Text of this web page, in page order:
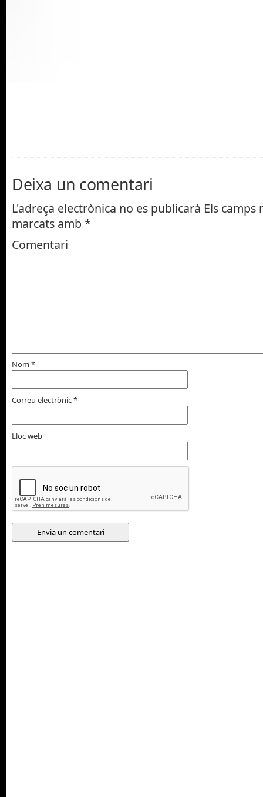
Deixa un comentari
L'adreça electrònica no es publicarà Els camps
marcats amb *
Comentari
Nom *
Correu electrònic*
Lloc web